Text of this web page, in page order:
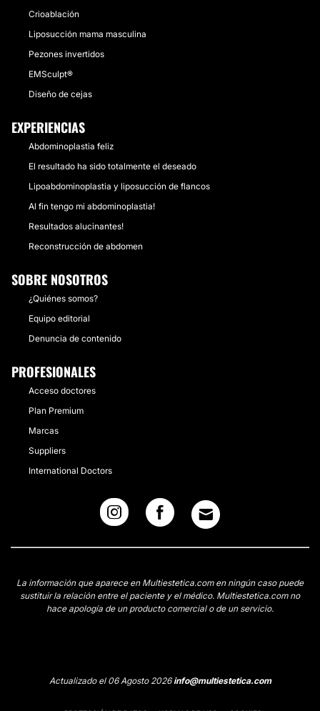
Crioablación
Liposucción mama masculina
Pezones invertidos
EMSculpt®
Diseño de cejas
EXPERIENCIAS
Abdominoplastia feliz
El resultado ha sido totalmente el deseado
Lipoabdominoplastia y liposucción de flancos
Al fin tengo mi abdominoplastia!
Resultados alucinantes!
Reconstrucción de abdomen
SOBRE NOSOTROS
¿Quiénes somos?
Equipo editorial
Denuncia de contenido
PROFESIONALES
Acceso doctores
Plan Premium
Marcas
Suppliers
International Doctors
La información que aparece en Multiestetica.com en ningún caso puede
sustituir la relación entre el paciente y el médico. Multiestetica.com no
hace apología de un producto comercial o de un servicio.
Actualizado el 06 Agosto 2026info@multiestetica.com